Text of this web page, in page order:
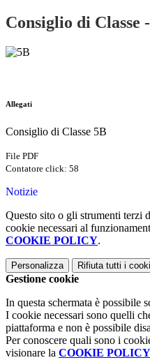
Consiglio di Classe
Allegati
Consiglio di Classe 5B
File PDF
Contatore click: 58
Notizie
Questo sito o gli strumenti terzi
cookie necessari al
COOKIE POLICY.
Personalizza Rifiuta tutti i
Gestione cookie
In questa schermata è possibile
I cookie necessari sono quelli
piattaforma e non è possibile
Per conoscere quali sono i
visionare la COOKIE POLICY